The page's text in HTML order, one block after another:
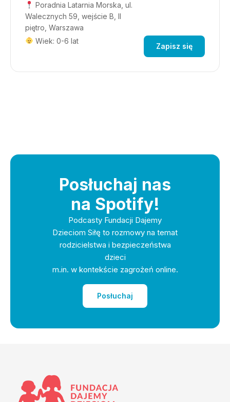
Poradnia Latarnia Morska, ul.
Walecznych 59, wejście B, II
piętro, Warszawa
Wiek: 0-6 lat
Zapisz się
Posłuchaj nas
na Spotify!
Podcasty Fundacji Dajemy
Dzieciom Siłę to rozmowy na temat
rodzicielstwa i bezpieczeństwa
dzieci
m.in. w kontekście zagrożeń online.
Posłuchaj